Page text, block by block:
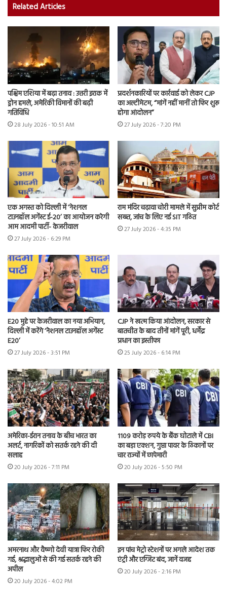
Related Articles
पश्चिम एशिया में बढ़ा तनाव : उत्तरी इराक में
ड्रोन हमले, अमेरिकी विमानों की बढ़ी
गतिविधि
28 July 2026 - 10:51 AM
प्रदर्शनकारियों पर कार्रवाई को लेकर CJP
का अल्टीमेटम, “मांगें नहीं मानीं तो फिर शुरू
होगा आंदोलन”
27 July 2026 - 7:20 PM
एक अगस्त को दिल्ली में ‘नेशनल
टाउनहॉल अगेंस्ट ई-20’ का आयोजन करेगी
आम आदमी पार्टी- केजरीवाल
27 July 2026 - 6:29 PM
राम मंदिर चढ़ावा चोरी मामले में सुप्रीम कोर्ट
सख्त, जांच के लिए नई SIT गठित
27 July 2026 - 4:35 PM
E20 मुद्दे पर केजरीवाल का नया अभियान,
दिल्ली में करेंगे ‘नेशनल टाउनहॉल अगेंस्ट
E20’
27 July 2026 - 3:51 PM
CJP ने खत्म किया आंदोलन, सरकार से
बातचीत के बाद तीनों मांगें पूरी, धर्मेंद्र
प्रधान का इस्तीफा
25 July 2026 - 6:14 PM
अमेरिका-ईरान तनाव के बीच भारत का
अलर्ट, नागरिकों को सतर्क रहने की दी
सलाह
20 July 2026 - 7:11 PM
1109 करोड़ रुपये के बैंक घोटाले में CBI
का बड़ा एक्शन, गुप्ता पावर के ठिकानों पर
चार राज्यों में छापेमारी
20 July 2026 - 5:50 PM
अमरनाथ और वैष्णो देवी यात्रा फिर रोकी
गई, श्रद्धालुओं से की गई सतर्क रहने की
अपील
20 July 2026 - 4:02 PM
इन पांच मेट्रो स्टेशनों पर अगले आदेश तक
एंट्री और एग्जिट बंद, जानें वजह
20 July 2026 - 2:16 PM